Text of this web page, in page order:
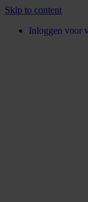
Skip to content
Inloggen voor